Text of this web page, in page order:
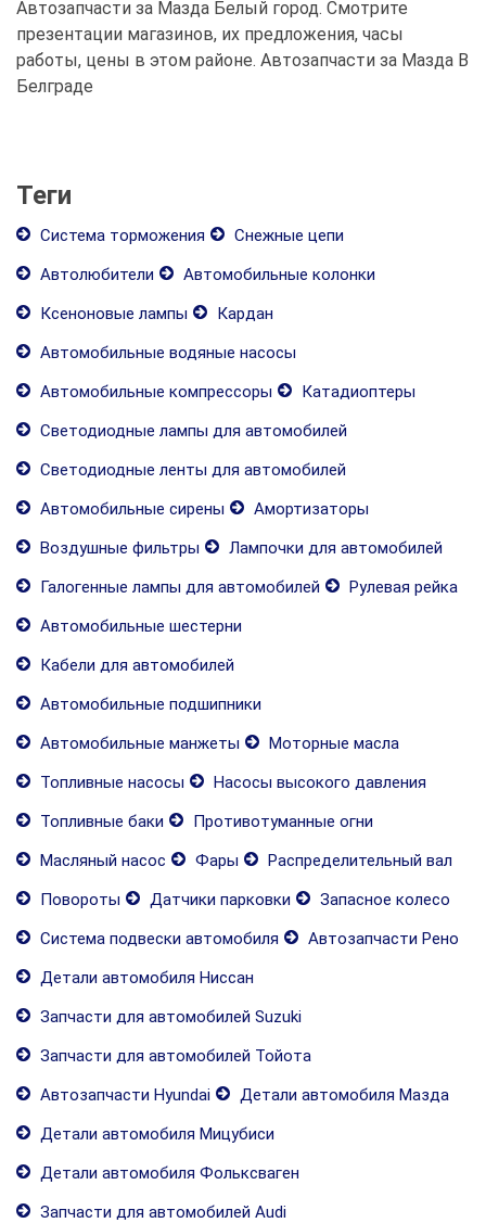
Автозапчасти за Мазда Белый город. Смотрите
презентации магазинов, их предложения, часы
работы, цены в этом районе. Автозапчасти за Мазда В
Белграде
Теги
Система торможения
Снежные цепи
Автолюбители
Автомобильные колонки
Ксеноновые лампы
Кардан
Автомобильные водяные насосы
Автомобильные компрессоры
Катадиоптеры
Светодиодные лампы для автомобилей
Светодиодные ленты для автомобилей
Автомобильные сирены
Амортизаторы
Воздушные фильтры
Лампочки для автомобилей
Галогенные лампы для автомобилей
Рулевая рейка
Автомобильные шестерни
Кабели для автомобилей
Автомобильные подшипники
Автомобильные манжеты
Моторные масла
Топливные насосы
Насосы высокого давления
Топливные баки
Противотуманные огни
Масляный насос
Фары
Распределительный вал
Повороты
Датчики парковки
Запасное колесо
Система подвески автомобиля
Автозапчасти Рено
Детали автомобиля Ниссан
Запчасти для автомобилей Suzuki
Запчасти для автомобилей Тойота
Автозапчасти Hyundai
Детали автомобиля Мазда
Детали автомобиля Мицубиси
Детали автомобиля Фольксваген
Запчасти для автомобилей Audi